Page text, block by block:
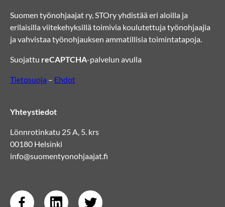
Suomen työnohjaajat ry, STOry yhdistää eri aloilla ja
erilaisilla viitekehyksillä toimivia koulutettuja työnohjaajia
ja vahvistaa työnohjauksen ammatillisia toimintatapoja.
Suojattu reCAPTCHA-palvelun avulla
Tietosuoja – Ehdot
Yhteystiedot
Lönnrotinkatu 25 A, 5. krs
00180 Helsinki
info@suomentyonohjaajat.fi